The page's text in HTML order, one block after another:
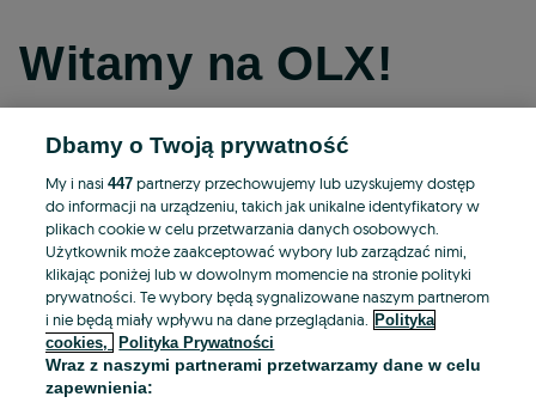
Witamy na OLX!
Kontynuuj przez Facebooka
Kontynuuj przez konto Apple
Kontynuuj przez konto Google
LUB
Dbamy o Twoją prywatność
My i nasi447 partnerzy przechowujemy lub uzyskujemy dostęp
do informacji na urządzeniu, takich jak unikalne identyfikatory w
plikach cookie w celu przetwarzania danych osobowych.
Użytkownik może zaakceptować wybory lub zarządzać nimi,
klikając poniżej lub w dowolnym momencie na stronie polityki
prywatności. Te wybory będą sygnalizowane naszym partnerom
i nie będą miały wpływu na dane przeglądania.
Polityka
cookies,
Polityka Prywatności
Wraz z naszymi partnerami przetwarzamy dane w celu
zapewnienia: